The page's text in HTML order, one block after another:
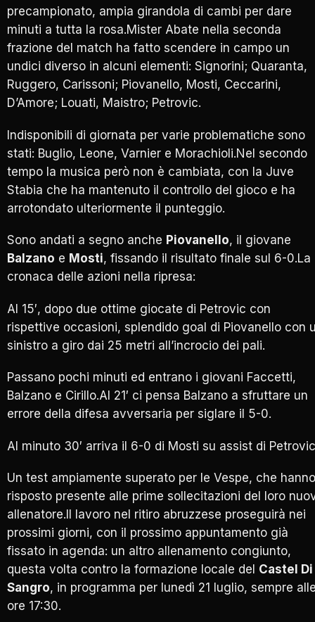
precampionato, ampia girandola di cambi per dare
minuti a tutta la rosa.Mister Abate nella seconda
frazione del match ha fatto scendere in campo un
undici diverso in alcuni elementi: Signorini; Quaranta,
Ruggero, Carissoni; Piovanello, Mosti, Ceccarini,
D’Amore; Louati, Maistro; Petrovic.
Indisponibili di giornata per varie problematiche sono
stati: Buglio, Leone, Varnier e Morachioli.Nel secondo
tempo la musica però non è cambiata, con la Juve
Stabia che ha mantenuto il controllo del gioco e ha
arrotondato ulteriormente il punteggio.
Sono andati a segno anche Piovanello, il giovane
Balzano e Mosti, fissando il risultato finale sul 6-0.La
cronaca delle azioni nella ripresa:
Al 15′, dopo due ottime giocate di Petrovic con
rispettive occasioni, splendido goal di Piovanello con
sinistro a giro dai 25 metri all’incrocio dei pali.
Passano pochi minuti ed entrano i giovani Faccetti,
Balzano e Cirillo.Al 21′ ci pensa Balzano a sfruttare un
errore della difesa avversaria per siglare il 5-0.
Al minuto 30′ arriva il 6-0 di Mosti su assist di Petrovic
Un test ampiamente superato per le Vespe, che hanno
risposto presente alle prime sollecitazioni del loro
allenatore.Il lavoro nel ritiro abruzzese proseguirà nei
prossimi giorni, con il prossimo appuntamento già
fissato in agenda: un altro allenamento congiunto,
questa volta contro la formazione locale del Castel Di
Sangro, in programma per lunedì 21 luglio, sempre
ore 17:30.